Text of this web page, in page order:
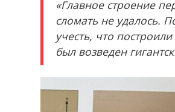
«Главное строение
сломать не удалось.
учесть, что
был возведен